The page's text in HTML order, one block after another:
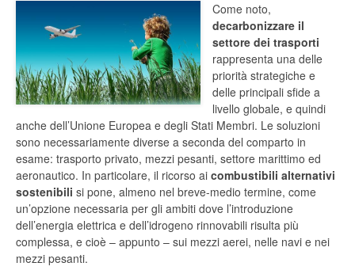
Come noto,
decarbonizzare il
settore dei trasporti
rappresenta una delle
priorità strategiche e
delle principali sfide a
livello globale, e quindi
anche dell’Unione Europea e degli Stati Membri. Le soluzioni
sono necessariamente diverse a seconda del comparto in
esame: trasporto privato, mezzi pesanti, settore marittimo ed
aeronautico. In particolare, il ricorso ai combustibili alternativi
sostenibili si pone, almeno nel breve-medio termine, come
un’opzione necessaria per gli ambiti dove l’introduzione
dell’energia elettrica e dell’idrogeno rinnovabili risulta più
complessa, e cioè – appunto – sui mezzi aerei, nelle navi e nei
mezzi pesanti.